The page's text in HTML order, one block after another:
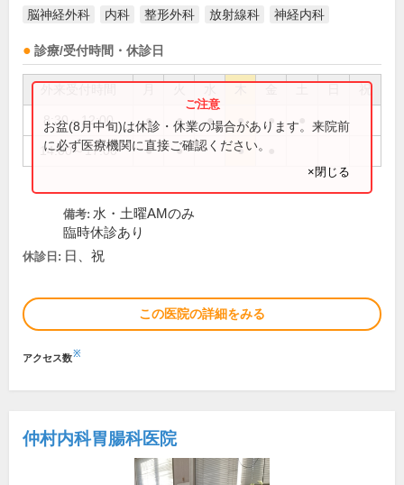
脳神経外科 内科 整形外科 放射線科 神経内科
診療/受付時間・休診日
祝
8:30～12:00 ● ● ● ● ●
14:00～17:00 ● ● ●
お盆(8月中旬)は休診・休業の場合があります。来院前
に必ず医療機関に直接ご確認ください。
×閉じる
備考: 水・土曜AMのみ
臨時休診あり
休診日: 日、祝
この医院の詳細をみる
アクセス数※
仲村内科胃腸科医院